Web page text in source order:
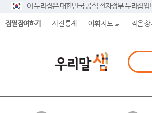
이 누리집은 대한민국 공식 전자정부 누리집입
집필 참여하기 사전 통계 어휘 지도 작은 창